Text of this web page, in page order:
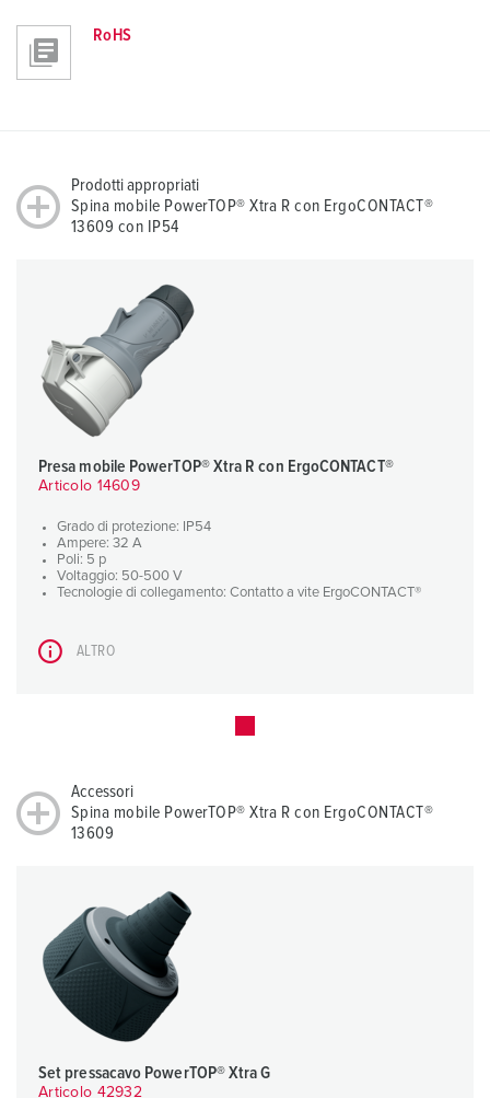
RoHS
Prodotti appropriati
Spina mobile PowerTOP® Xtra R con ErgoCONTACT®
13609 con IP54
Presa mobile PowerTOP® Xtra R con ErgoCONTACT®
Articolo 14609
Grado di protezione: IP54
Ampere: 32 A
Poli: 5 p
Voltaggio: 50-500 V
Tecnologie di collegamento: Contatto a vite ErgoCONTACT®
ALTRO
Accessori
Spina mobile PowerTOP® Xtra R con ErgoCONTACT®
13609
Set pressacavo PowerTOP® Xtra G
Articolo 42932